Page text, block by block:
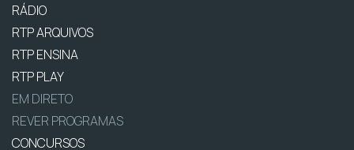
RÁDIO
RTP ARQUIVOS
RTP ENSINA
RTP PLAY
EM DIRETO
REVER PROGRAMAS
CONCURSOS